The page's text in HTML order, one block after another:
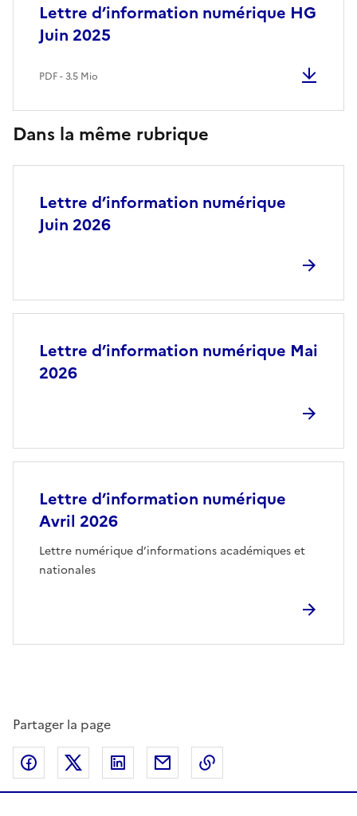
Lettre d’information numérique HG
Juin 2025
PDF - 3.5 Mio
Dans la même rubrique
Lettre d’information numérique
Juin 2026
Lettre d’information numérique Mai
2026
Lettre d’information numérique
Avril 2026
Lettre numérique d’informations académiques et
nationales
Partager la page
Partager sur Facebook
Partager sur Twitter
Partager sur LinkedIn
Partager par email